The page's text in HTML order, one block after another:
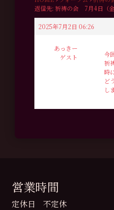
返信先: 祈祷の会 7月4日（金
2025年7月2日 06:26
あっきー
ゲスト
今
祈
時
ど
し
営業時間
定休日 不定休